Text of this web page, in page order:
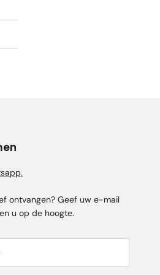
ontvangen? Geef uw e-mail
u op de hoogte.